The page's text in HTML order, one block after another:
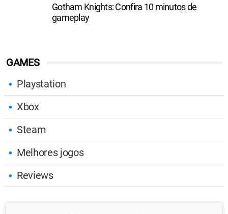
GAMES
Playstation
Xbox
Steam
Melhores jogos
Reviews
Gotham Knights: Confira 10 minutos de
gameplay